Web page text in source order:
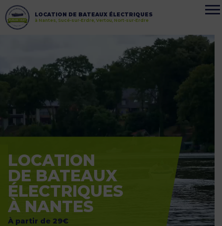
LOCATION DE BATEAUX ÉLECTRIQUES
à Nantes, Sucé-sur-Erdre, Vertou, Nort-sur-Erdre
LOCATION
DE BATEAUX
ÉLECTRIQUES
À NANTES
À partir de 29€